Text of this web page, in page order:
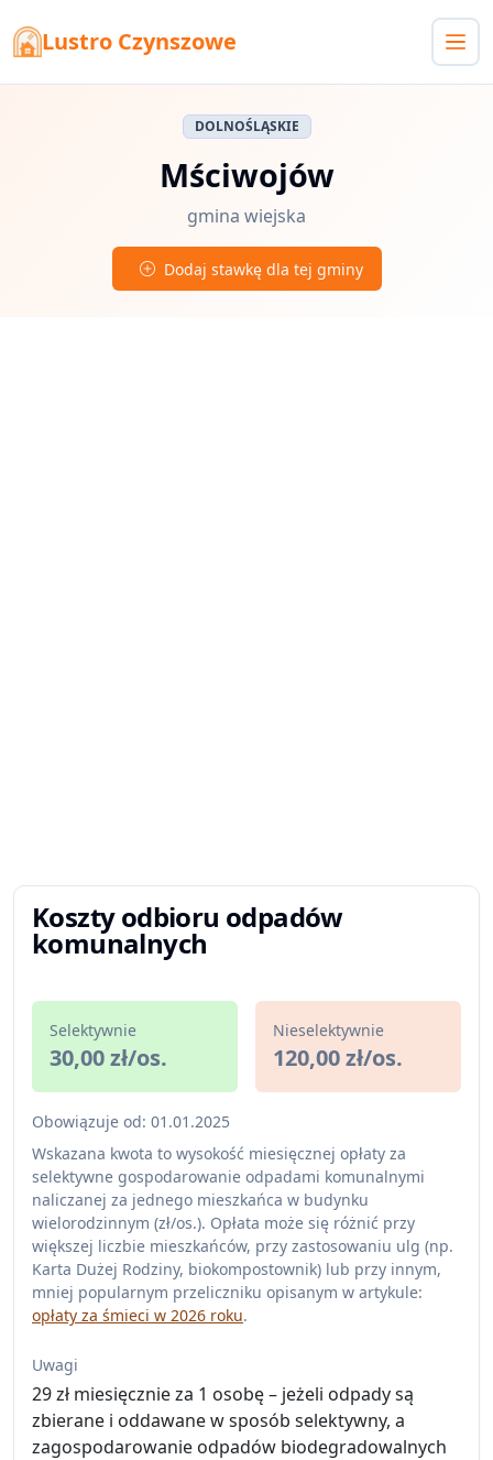
Lustro Czynszowe
DOLNOŚLĄSKIE
Mściwojów
gmina wiejska
Dodaj stawkę dla tej gminy
Koszty odbioru odpadów
komunalnych
Selektywnie
30,00 zł/os.
Nieselektywnie
120,00 zł/os.
Obowiązuje od: 01.01.2025
Wskazana kwota to wysokość miesięcznej opłaty za
selektywne gospodarowanie odpadami komunalnymi
naliczanej za jednego mieszkańca w budynku
wielorodzinnym (zł/os.). Opłata może się różnić przy
większej liczbie mieszkańców, przy zastosowaniu ulg (np.
Karta Dużej Rodziny, biokompostownik) lub przy innym,
mniej popularnym przeliczniku opisanym w artykule:
opłaty za śmieci w 2026 roku.
Uwagi
29 zł miesięcznie za 1 osobę – jeżeli odpady są
zbierane i oddawane w sposób selektywny, a
zagospodarowanie odpadów biodegradowalnych